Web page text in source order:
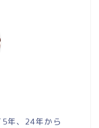
年、24年から